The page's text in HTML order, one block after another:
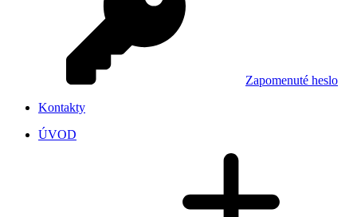
Zapomenuté heslo
Kontakty
ÚVOD